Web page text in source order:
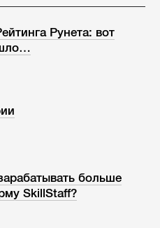
Рунета: вот
больше
SkillStaff?